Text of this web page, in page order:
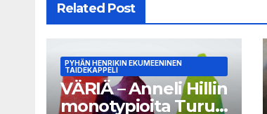
Related Post
PYHÄN HENRIKIN EKUMEENINEN
TAIDEKAPPELI
VÄRIÄ – Anneli Hillin
monotypioita Turun